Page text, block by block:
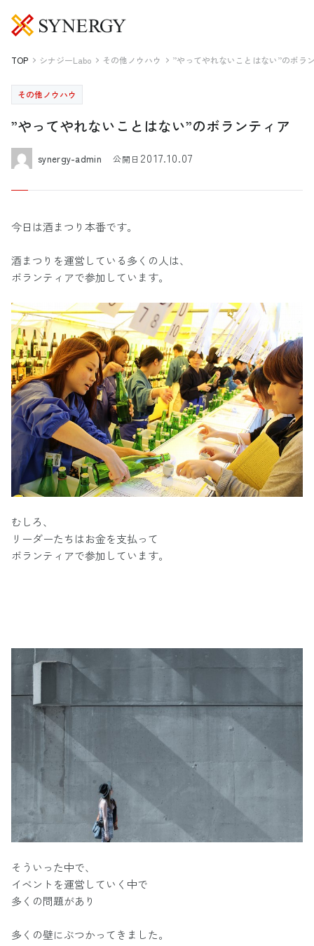
TOP シナジーLabo その他ノウハウ ”やってやれないことはない”のボラ
その他ノウハウ
”やってやれないことはない”のボランティア
synergy-admin 公開日 2017.10.07
今日は酒まつり本番です。
酒まつりを運営している多くの人は、
ボランティアで参加しています。
むしろ、
リーダーたちはお金を支払って
ボランティアで参加しています。
そういった中で、
イベントを運営していく中で
多くの問題があり
多くの壁にぶつかってきました。